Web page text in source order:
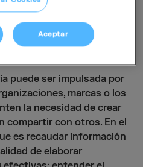
y de imprevisible, de
- Philippe
puede ser impulsada por
marcas o los
la necesidad de crear
compartir con otros. En el
es recaudar información
de elaborar
Aceptar